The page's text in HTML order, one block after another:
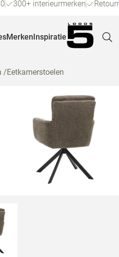
300+ interieurmerken
MerkenInspiratie
/Eetkamerstoelen